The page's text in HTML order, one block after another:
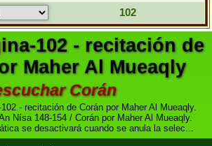
102
102 - recitación de
Maher Al Mueaqly
Corán
- recitación de Corán por Maher Al Mueaqly.
Nísa 148-154 / Corán por Maher Al Mueaqly.
se desactivará cuando se anula la selec...